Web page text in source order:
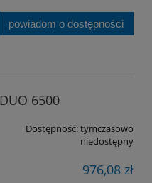
powiadom o dostępności
6500
Dostępność:tymczasowo
niedostępny
976,08 zł